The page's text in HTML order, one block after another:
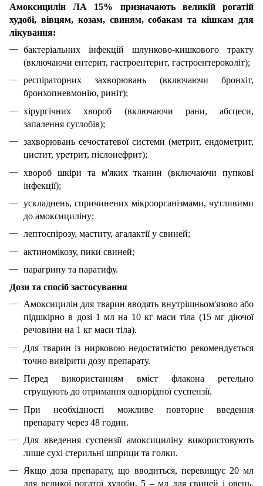
Амоксицилін ЛА 15% призначають великій рогатій
худобі, вівцям, козам, свиням, собакам та кішкам для
лікування:
бактеріальних інфекцій шлунково-кишкового тракту
(включаючи ентерит, гастроентерит, гастроентероколіт);
респіраторних захворювань (включаючи бронхіт,
бронхопневмонію, риніт);
хірургічних хвороб (включаючи рани, абсцеси,
запалення суглобів);
захворювань сечостатевої системи (метрит, ендометрит,
цистит, уретрит, пієлонефрит);
хвороб шкіри та м'яких тканин (включаючи пупкові
інфекції);
ускладнень, спричинених мікроорганізмами, чутливими
до амоксициліну;
лептоспірозу, маститу, агалактії у свиней;
актиномікозу, пики свиней;
парагрипу та паратифу.
Дози та спосіб застосування
Амоксицилін для тварин вводять внутрішньом'язово або
підшкірно в дозі 1 мл на 10 кг маси тіла (15 мг діючої
речовини на 1 кг маси тіла).
Для тварин із нирковою недостатністю рекомендується
точно вивірити дозу препарату.
Перед використанням вміст флакона ретельно
струшують до отримання однорідної суспензії.
При необхідності можливе повторне введення
препарату через 48 годин.
Для введення суспензії амоксициліну використовують
лише сухі стерильні шприци та голки.
Якщо доза препарату, що вводиться, перевищує 20 мл
для великої рогатої худоби, 5 – мл для свиней і овець,